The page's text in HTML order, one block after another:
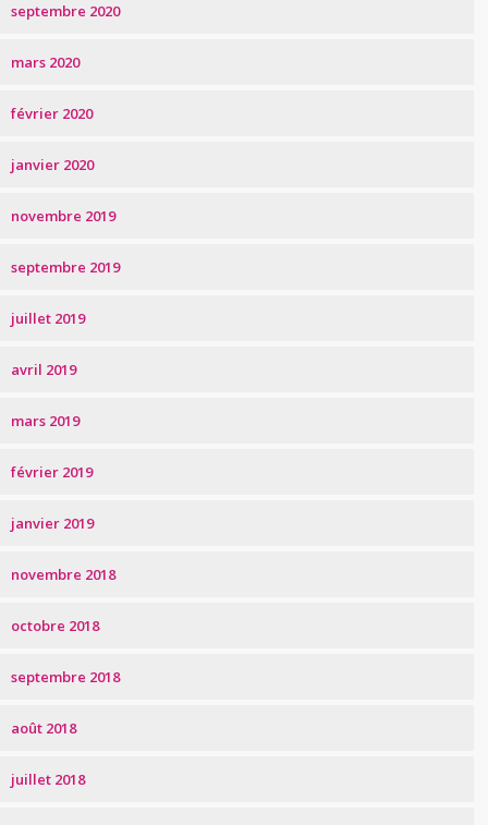
septembre 2020
mars 2020
février 2020
janvier 2020
novembre 2019
septembre 2019
juillet 2019
avril 2019
mars 2019
février 2019
janvier 2019
novembre 2018
octobre 2018
septembre 2018
août 2018
juillet 2018